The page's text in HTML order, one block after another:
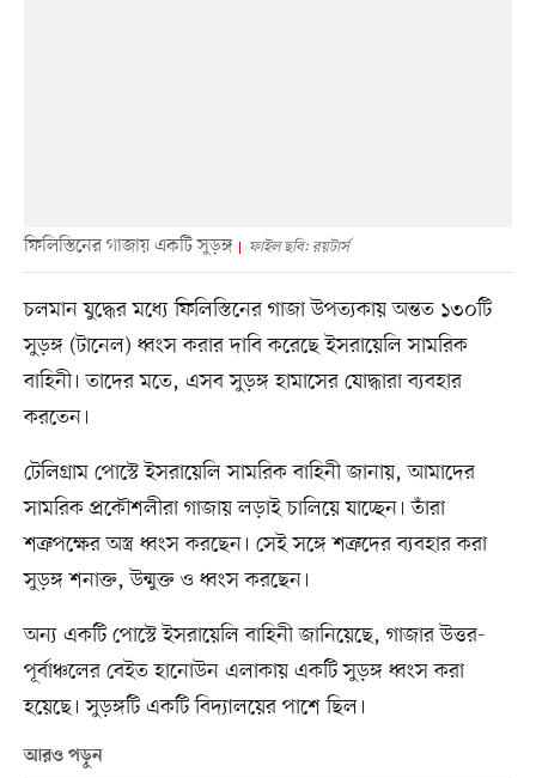
ফিলিস্তিনের গাজায় একটি সুড়ঙ্গ ফাইল ছবি: রয়টার্স
চলমান যুদ্ধের মধ্যে ফিলিস্তিনের গাজা উপত্যকায় অন্তত ১৩০টি
সুড়ঙ্গ (টানেল) ধ্বংস করার দাবি করেছে ইসরায়েলি সামরিক
বাহিনী। তাদের মতে, এসব সুড়ঙ্গ হামাসের যোদ্ধারা ব্যবহার
করতেন।
টেলিগ্রাম পোস্টে ইসরায়েলি সামরিক বাহিনী জানায়, আমাদের
সামরিক প্রকৌশলীরা গাজায় লড়াই চালিয়ে যাচ্ছেন। তাঁরা
শত্রুপক্ষের অস্ত্র ধ্বংস করছেন। সেই সঙ্গে শত্রুদের ব্যবহার করা
সুড়ঙ্গ শনাক্ত, উন্মুক্ত ও ধ্বংস করছেন।
অন্য একটি পোস্টে ইসরায়েলি বাহিনী জানিয়েছে, গাজার উত্তর-
পূর্বাঞ্চলের বেইত হানোউন এলাকায় একটি সুড়ঙ্গ ধ্বংস করা
হয়েছে। সুড়ঙ্গটি একটি বিদ্যালয়ের পাশে ছিল।
আরও পড়ুন